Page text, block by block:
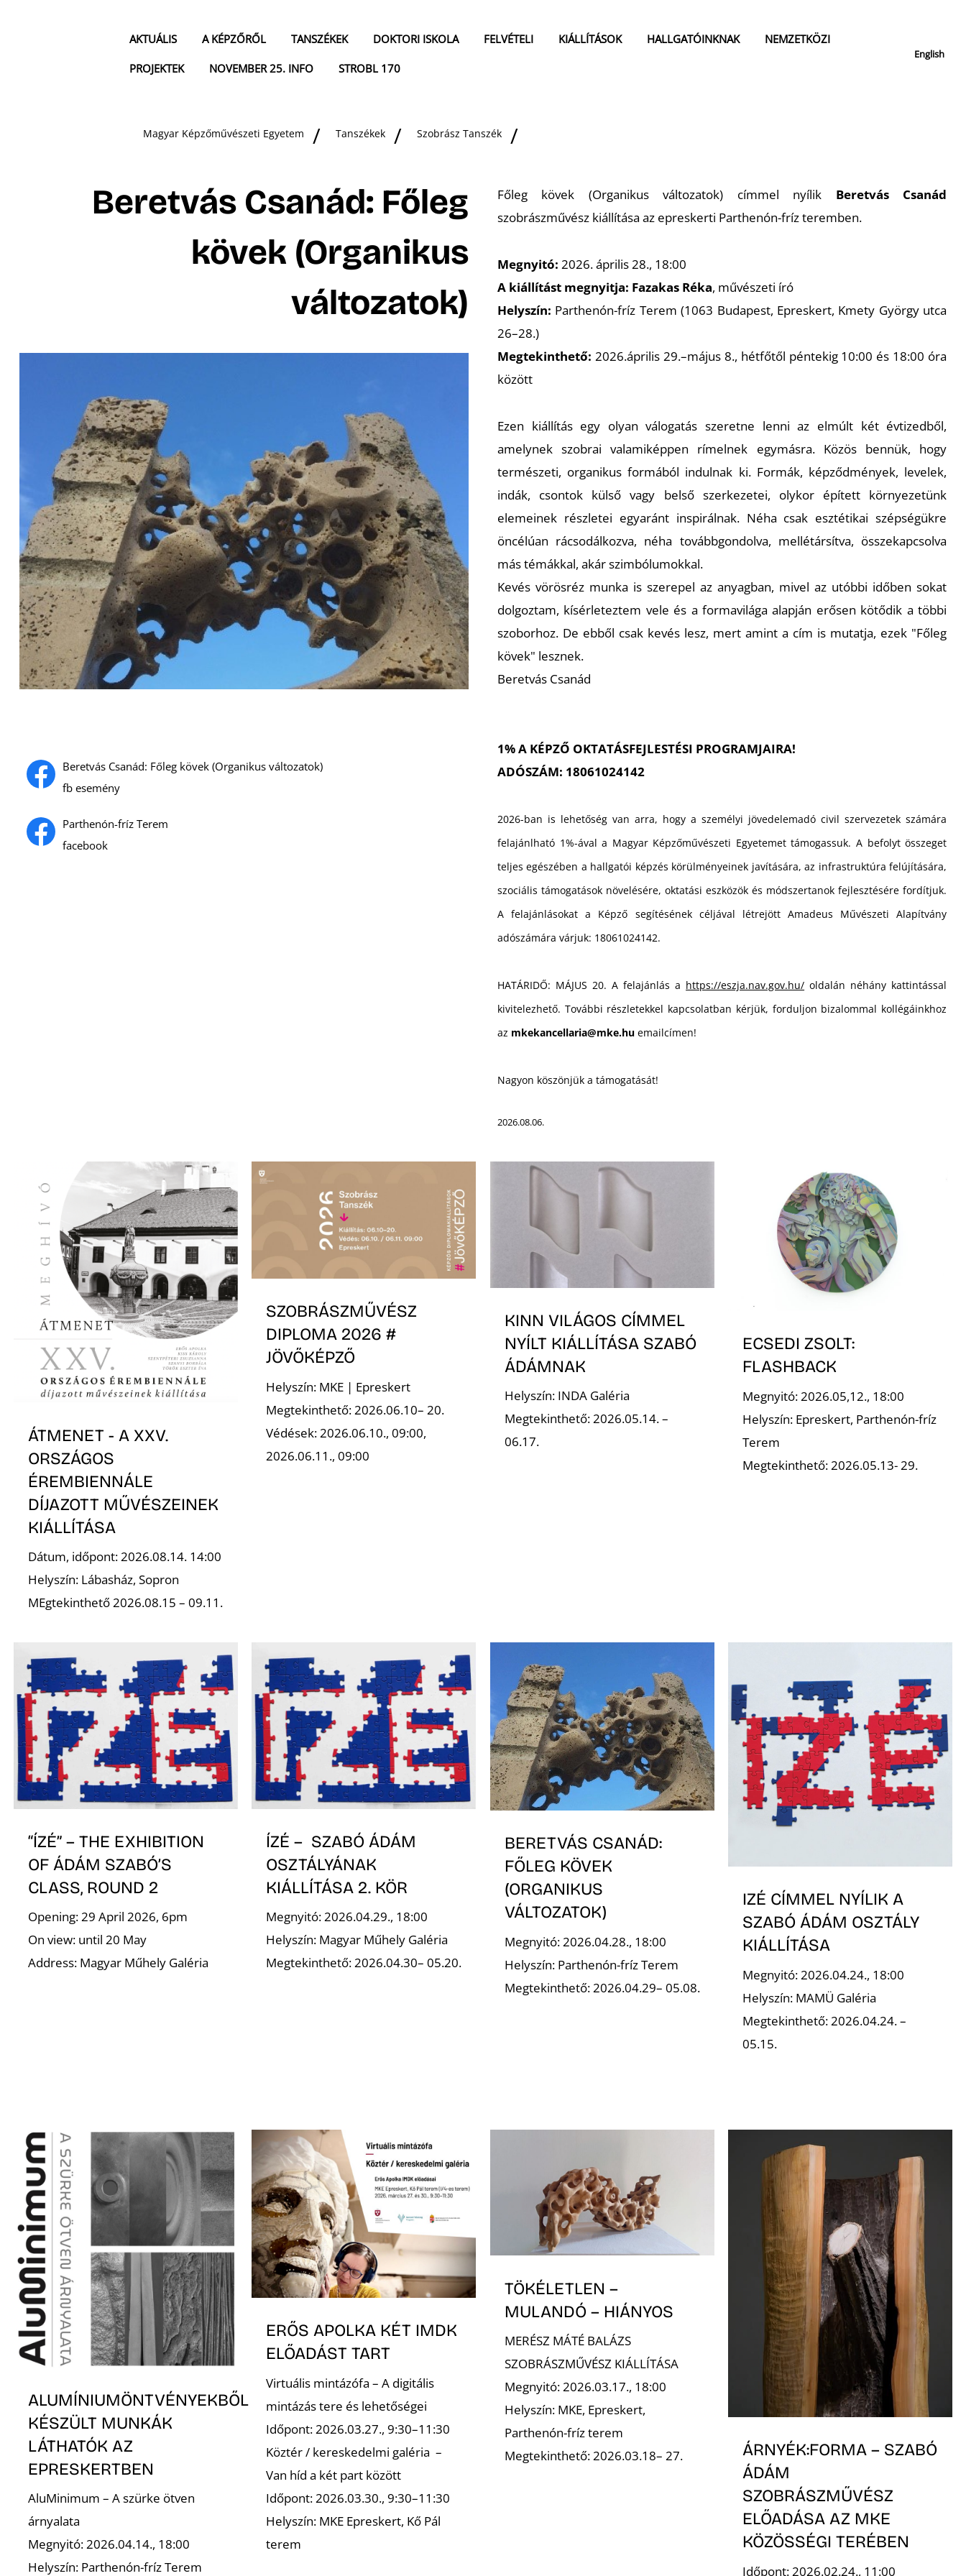
AKTUÁLIS A KÉPZŐRŐL TANSZÉKEK DOKTORI ISKOLA FELVÉTELI KIÁLLÍTÁSOK HALLGATÓINKNAK
NEMZETKÖZI
PROJEKTEK
NOVEMBER 25. INFO STROBL 170
English
Magyar Képzőművészeti Egyetem Tanszékek Szobrász Tanszék
Beretvás Csanád: Főleg
kövek (Organikus
változatok)
Beretvás Csanád: Főleg kövek (Organikus változatok)
fb esemény
Parthenón-fríz Terem
facebook
Főleg kövek (Organikus változatok) címmel nyílik Beretvás Csanád
szobrászművész kiállítása az epreskerti Parthenón-fríz teremben.
Megnyitó: 2026. április 28., 18:00
A kiállítást megnyitja: Fazakas Réka, művészeti író
Helyszín: Parthenón-fríz Terem (1063 Budapest, Epreskert, Kmety György utca
26–28.)
Megtekinthető: 2026.április 29.–május 8., hétfőtől péntekig 10:00 és 18:00 óra
között
Ezen kiállítás egy olyan válogatás szeretne lenni az elmúlt két évtizedből,
amelynek szobrai valamiképpen rímelnek egymásra. Közös bennük, hogy
természeti, organikus formából indulnak ki. Formák, képződmények, levelek,
indák, csontok külső vagy belső szerkezetei, olykor épített környezetünk
elemeinek részletei egyaránt inspirálnak. Néha csak esztétikai szépségükre
öncélúan rácsodálkozva, néha továbbgondolva, mellétársítva, összekapcsolva
más témákkal, akár szimbólumokkal.
Kevés vörösréz munka is szerepel az anyagban, mivel az utóbbi időben sokat
dolgoztam, kísérleteztem vele és a formavilága alapján erősen kötődik a többi
szoborhoz. De ebből csak kevés lesz, mert amint a cím is mutatja, ezek "Főleg
kövek" lesznek.
Beretvás Csanád
1% A KÉPZŐ OKTATÁSFEJLESTÉSI PROGRAMJAIRA!
ADÓSZÁM: 18061024142
2026-ban is lehetőség van arra, hogy a személyi jövedelemadó civil szervezetek számára
felajánlható 1%-ával a Magyar Képzőművészeti Egyetemet támogassuk. A befolyt összeget
teljes egészében a hallgatói képzés körülményeinek javítására, az infrastruktúra felújítására,
szociális támogatások növelésére, oktatási eszközök és módszertanok fejlesztésére fordítjuk.
A felajánlásokat a Képző segítésének céljával létrejött Amadeus Művészeti Alapítvány
adószámára várjuk: 18061024142.
HATÁRIDŐ: MÁJUS 20. A felajánlás a https://eszja.nav.gov.hu/ oldalán néhány kattintással
kivitelezhető. További részletekkel kapcsolatban kérjük, forduljon bizalommal kollégáinkhoz
az mkekancellaria@mke.hu emailcímen!
Nagyon köszönjük a támogatását!
2026.08.06.
ÁTMENET - A XXV.
ORSZÁGOS
ÉREMBIENNÁLE
DÍJAZOTT MŰVÉSZEINEK
KIÁLLÍTÁSA
Dátum, időpont: 2026.08.14. 14:00
Helyszín: Lábasház, Sopron
MEgtekinthető 2026.08.15 – 09.11.
SZOBRÁSZMŰVÉSZ
DIPLOMA 2026 #
JÖVŐKÉPZŐ
Helyszín: MKE | Epreskert
Megtekinthető: 2026.06.10– 20.
Védések: 2026.06.10., 09:00,
2026.06.11., 09:00
KINN VILÁGOS CÍMMEL
NYÍLT KIÁLLÍTÁSA SZABÓ
ÁDÁMNAK
Helyszín: INDA Galéria
Megtekinthető: 2026.05.14. –
06.17.
ECSEDI ZSOLT:
FLASHBACK
Megnyitó: 2026.05,12., 18:00
Helyszín: Epreskert, Parthenón-fríz
Terem
Megtekinthető: 2026.05.13- 29.
“ÍZÉ” – THE EXHIBITION
OF ÁDÁM SZABÓ’S
CLASS, ROUND 2
Opening: 29 April 2026, 6pm
On view: until 20 May
Address: Magyar Műhely Galéria
ÍZÉ – SZABÓ ÁDÁM
OSZTÁLYÁNAK
KIÁLLÍTÁSA 2. KÖR
Megnyitó: 2026.04.29., 18:00
Helyszín: Magyar Műhely Galéria
Megtekinthető: 2026.04.30– 05.20.
BERETVÁS CSANÁD:
FŐLEG KÖVEK
(ORGANIKUS
VÁLTOZATOK)
Megnyitó: 2026.04.28., 18:00
Helyszín: Parthenón-fríz Terem
Megtekinthető: 2026.04.29– 05.08.
IZÉ CÍMMEL NYÍLIK A
SZABÓ ÁDÁM OSZTÁLY
KIÁLLÍTÁSA
Megnyitó: 2026.04.24., 18:00
Helyszín: MAMÜ Galéria
Megtekinthető: 2026.04.24. –
05.15.
ALUMÍNIUMÖNTVÉNYEKBŐL
KÉSZÜLT MUNKÁK
LÁTHATÓK AZ
EPRESKERTBEN
AluMinimum – A szürke ötven
árnyalata
Megnyitó: 2026.04.14., 18:00
Helyszín: Parthenón-fríz Terem
ERŐS APOLKA KÉT IMDK
ELŐADÁST TART
Virtuális mintázófa – A digitális
mintázás tere és lehetőségei
Időpont: 2026.03.27., 9:30–11:30
Köztér / kereskedelmi galéria –
Van híd a két part között
Időpont: 2026.03.30., 9:30–11:30
Helyszín: MKE Epreskert, Kő Pál
terem
TÖKÉLETLEN –
MULANDÓ – HIÁNYOS
MERÉSZ MÁTÉ BALÁZS
SZOBRÁSZMŰVÉSZ KIÁLLÍTÁSA
Megnyitó: 2026.03.17., 18:00
Helyszín: MKE, Epreskert,
Parthenón-fríz terem
Megtekinthető: 2026.03.18– 27.
ÁRNYÉK:FORMA – SZABÓ
ÁDÁM
SZOBRÁSZMŰVÉSZ
ELŐADÁSA AZ MKE
KÖZÖSSÉGI TERÉBEN
Időpont: 2026.02.24., 11:00